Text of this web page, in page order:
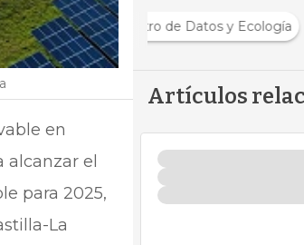
en
alcanzar el
para 2025,
La
C
Centro de Datos y Ecología
Artículos